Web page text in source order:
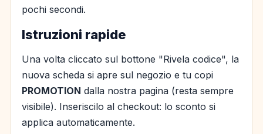
pochi secondi.
Istruzioni rapide
Una volta cliccato sul bottone "Rivela codice", la
nuova scheda si apre sul negozio e tu copi
PROMOTION dalla nostra pagina (resta sempre
visibile). Inseriscilo al checkout: lo sconto si
applica automaticamente.